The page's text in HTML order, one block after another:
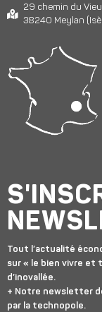
29 chemin du
38240 Meylan
Tout l’actualité
sur « le bien vivre et
d’inovallée.
+ Notre newsletter
par la technopole.